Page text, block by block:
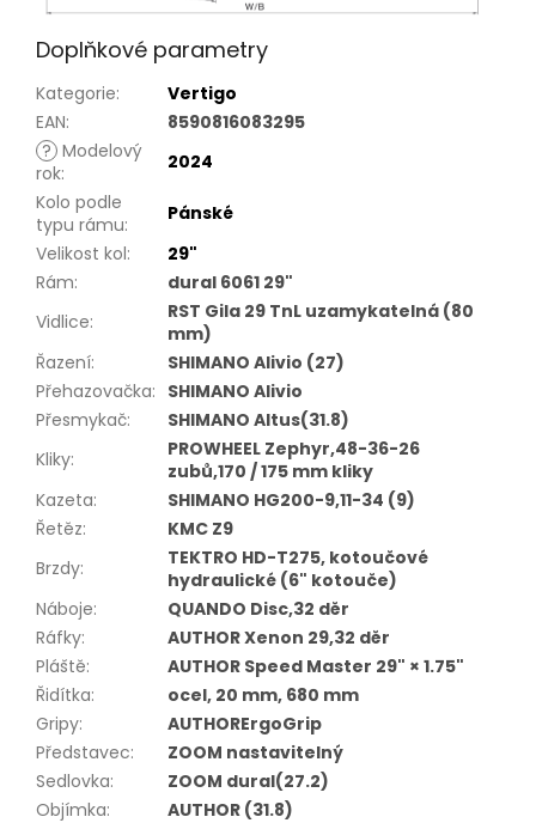
Doplňkové parametry
Kategorie:
Vertigo
EAN:
8590816083295
? Modelový
rok:
2024
Kolo podle
typu rámu:
Pánské
Velikost kol:
29"
Rám:
dural 6061 29"
Vidlice:
RST Gila 29 TnL uzamykatelná (80
mm)
Řazení:
SHIMANO Alivio (27)
Přehazovačka: SHIMANO Alivio
Přesmykač:
SHIMANO Altus(31.8)
Kliky:
PROWHEEL Zephyr,48-36-26
zubů,170 / 175 mm kliky
Kazeta:
SHIMANO HG200-9,11-34 (9)
Řetěz:
KMC Z9
Brzdy:
TEKTRO HD-T275, kotoučové
hydraulické (6" kotouče)
Náboje:
QUANDO Disc,32 děr
Ráfky:
AUTHOR Xenon 29,32 děr
Pláště:
AUTHOR Speed Master 29" × 1.75"
Řidítka:
ocel, 20 mm, 680 mm
Gripy:
AUTHORErgoGrip
Představec:
ZOOM nastavitelný
Sedlovka:
ZOOM dural(27.2)
Objímka:
AUTHOR (31.8)